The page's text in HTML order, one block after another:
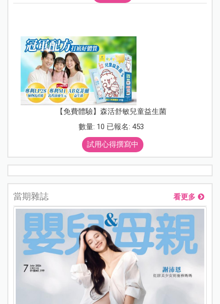
【免費體驗】森活舒敏兒童益生菌
數量: 10 已報名: 453
試用心得撰寫中
當期雜誌 看更多